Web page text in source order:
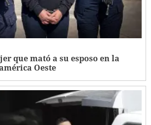
que mató a su esposo en la
Oeste